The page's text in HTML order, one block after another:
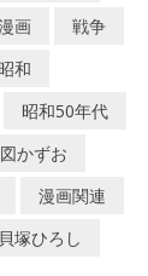
画
戦争
昭和
昭和50年代
かずお
漫画関連
貝塚ひろし